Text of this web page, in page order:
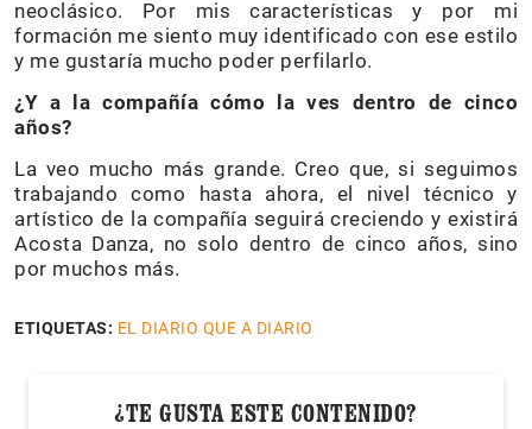
neoclásico. Por mis características y por mi
formación me siento muy identificado con ese estilo
y me gustaría mucho poder perfilarlo.
¿Y a la compañía cómo la ves dentro de cinco
años?
La veo mucho más grande. Creo que, si seguimos
trabajando como hasta ahora, el nivel técnico y
artístico de la compañía seguirá creciendo y existirá
Acosta Danza, no solo dentro de cinco años, sino
por muchos más.
ETIQUETAS: EL DIARIO QUE A DIARIO
¿TE GUSTA ESTE CONTENIDO?